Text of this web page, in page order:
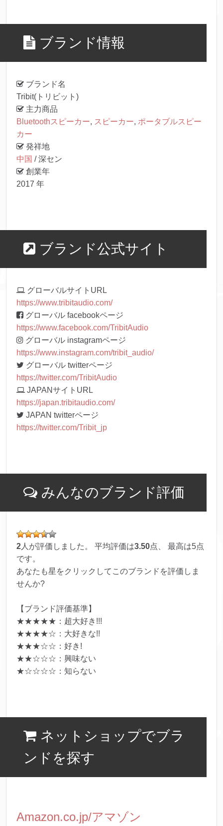
ブランド情報
ブランド名
Tribit(トリビット)
主力商品
Bluetoothスピーカー, スピーカー, ポータブルスピー
カー
発祥地
中国 / 深セン
創業年
2017 年
ブランド公式サイト
グローバルサイトURL
https://www.tribitaudio.com/
グローバル facebookページ
https://www.facebook.com/TribitAudio
グローバル instagramページ
https://www.instagram.com/tribit_audio/
グローバル twitterページ
https://twitter.com/TribitAudio
JAPANサイトURL
https://japan.tribitaudio.com/
JAPAN twitterページ
https://twitter.com/Tribit_jp
みんなのブランド評価
2 人が評価しました。 平均評価は3.50点、 最高は5点
です。
あなたも星をクリックしてこのブランドを評価しま
せんか?
【ブランド評価基準】
★★★★★：超大好き!!!
★★★★☆：大好きな!!
★★★☆☆：好き!
★★☆☆☆：興味ない
★☆☆☆☆：知らない
ネットショップでブラ
ンドを探す
Amazon.co.jp/アマゾン